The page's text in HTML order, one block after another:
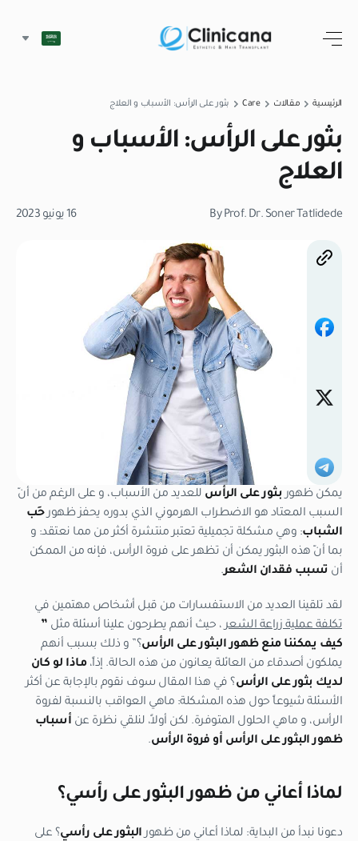
الرئيسية مقالات Care بثور على الرأس: الأسباب و العلاج
بثور على الرأس: الأسباب و
العلاج
By Prof. Dr. Soner Tatlidede 16 يونيو 2023
يمكن ظهور بثور على الرأس للعديد من الأسباب، و على الرغم من أنّ
السبب المعتاد هو الاضطراب الهرموني الذي بدوره يحفز ظهورحَب
الشباب: وهي مشكلة تجميلية تعتبر منتشرة أكثر من مما نعتقد: و
بما أنّ هذه البثور يمكن أن تظهر على فروة الرأس، فإنه من الممكن
أن تسبب فقدان الشعر.
لقد تلقينا العديد من الاستفسارات من قبل أشخاص مهتمين في
تكلفة عملية زراعة الشعر ، حيث أنهم يطرحون علينا أسئلة مثل ”
كيف يمكننا منع ظهور البثور على الرأس؟” و ذلك بسبب أنهم
يملكون أصدقاء من العائلة يعانون من هذه الحالة. إذاً،ماذا لو كان
لديك بثور على الرأس؟ في هذا المقال سوف نقوم بالإجابة عن أكثر
الأسئلة شيوعاً حول هذه المشكلة: ماهي العواقب بالنسبة لفروة
الرأس، و ماهي الحلول المتوفرة. لكن أولاً، لنلقي نظرة عن أسباب
ظهور البثور على الرأس أو فروة الرأس.
لماذا أعاني من ظهور البثور على رأسي؟
دعونا نبدأ من البداية: لماذا أعاني من ظهور البثور على رأسي؟ على